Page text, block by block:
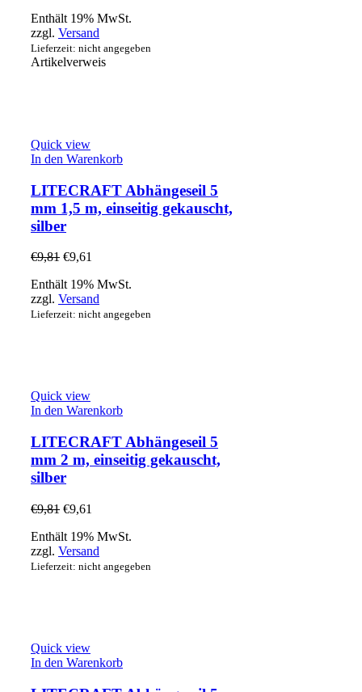
Enthält 19% MwSt.
zzgl. Versand
Lieferzeit: nicht angegeben
Artikelverweis
Quick view
In den Warenkorb
LITECRAFT Abhängeseil 5
mm 1,5 m, einseitig gekauscht,
silber
€9,81 €9,61
Enthält 19% MwSt.
zzgl. Versand
Lieferzeit: nicht angegeben
Quick view
In den Warenkorb
LITECRAFT Abhängeseil 5
mm 2 m, einseitig gekauscht,
silber
€9,81 €9,61
Enthält 19% MwSt.
zzgl. Versand
Lieferzeit: nicht angegeben
Quick view
In den Warenkorb